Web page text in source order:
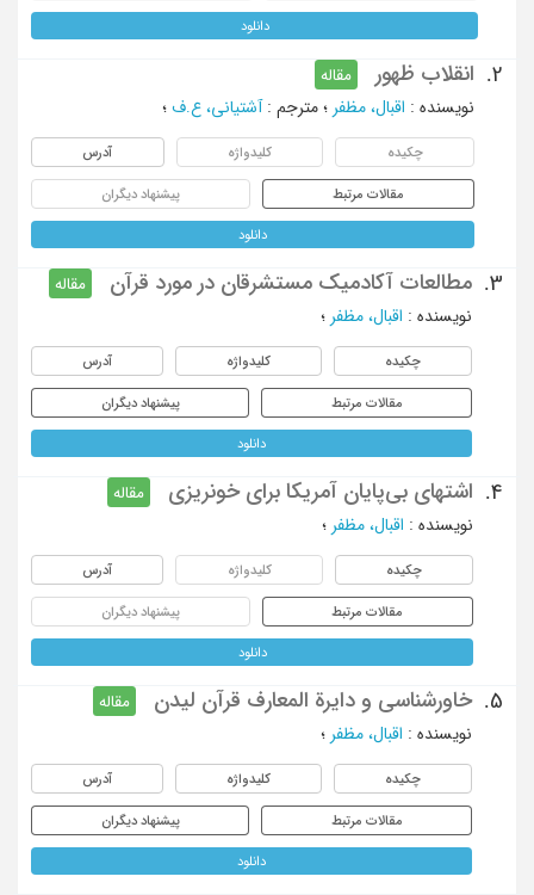
دانلود
2. انقلاب ظهور
مقاله
نویسنده : اقبال، مظفر ؛ مترجم : آشتیانی، ع.ف ؛
چکیده کلیدواژه آدرس
مقالات مرتبط پیشنهاد دیگران
دانلود
3. مطالعات آکادمیک مستشرقان در مورد قرآن
مقاله
نویسنده : اقبال، مظفر ؛
چکیده کلیدواژه آدرس
مقالات مرتبط پیشنهاد دیگران
دانلود
4. اشتهای بی‌پایان آمریکا برای خونریزی
مقاله
نویسنده : اقبال، مظفر ؛
چکیده کلیدواژه آدرس
مقالات مرتبط پیشنهاد دیگران
دانلود
5. خاورشناسی و دایرة المعارف قرآن لیدن
مقاله
نویسنده : اقبال، مظفر ؛
چکیده کلیدواژه آدرس
مقالات مرتبط پیشنهاد دیگران
دانلود